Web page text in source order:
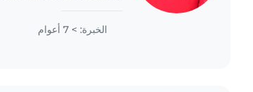
understand the..
الخبرة: > 7 أعوام